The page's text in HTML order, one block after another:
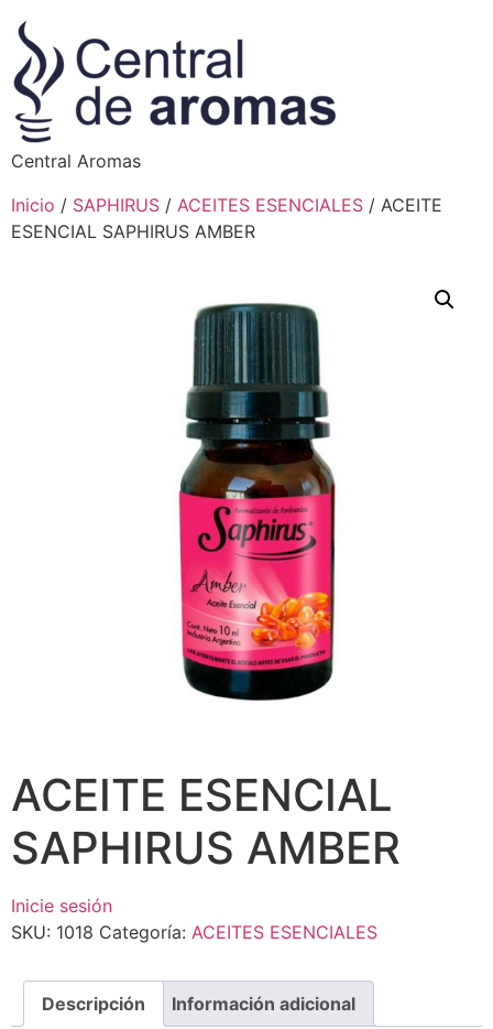
Central Aromas
Inicio / SAPHIRUS / ACEITES ESENCIALES / ACEITE
ESENCIAL SAPHIRUS AMBER
ACEITE ESENCIAL
SAPHIRUS AMBER
Inicie sesión
SKU: 1018 Categoría: ACEITES ESENCIALES
Descripción Información adicional